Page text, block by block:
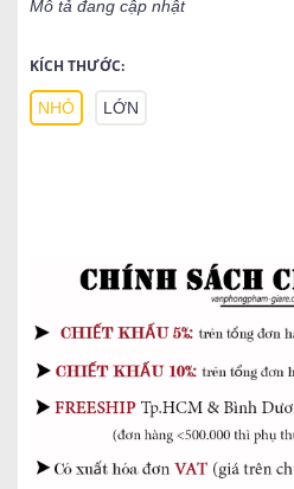
Mô tả đang cập nhật
KÍCH THƯỚC:
NHỎ LỚN